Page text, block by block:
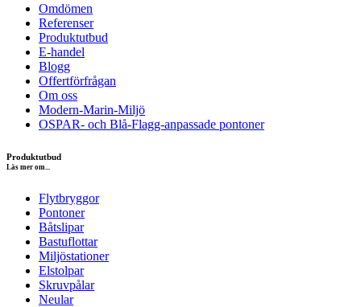
Omdömen
Referenser
Produktutbud
E-handel
Blogg
Offertförfrågan
Om oss
Modern-Marin-Miljö
OSPAR- och Blå-Flagg-anpassade pontoner
Produktutbud
Läs mer om...
Flytbryggor
Pontoner
Båtslipar
Bastuflottar
Miljöstationer
Elstolpar
Skruvpålar
Neular